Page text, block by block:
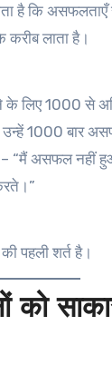
है कि असफलताएँ
लाता है।
के लिए 1000 से
1000 बार
– “मैं असफल नहीं
पहली शर्त है।
को